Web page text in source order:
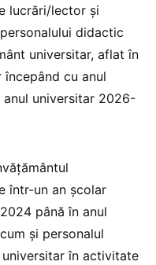
lucrări/lector și
didactic
universitar, aflat în
cu anul
universitar 2026-
într-un an școlar
până în anul
și personalul
în activitate